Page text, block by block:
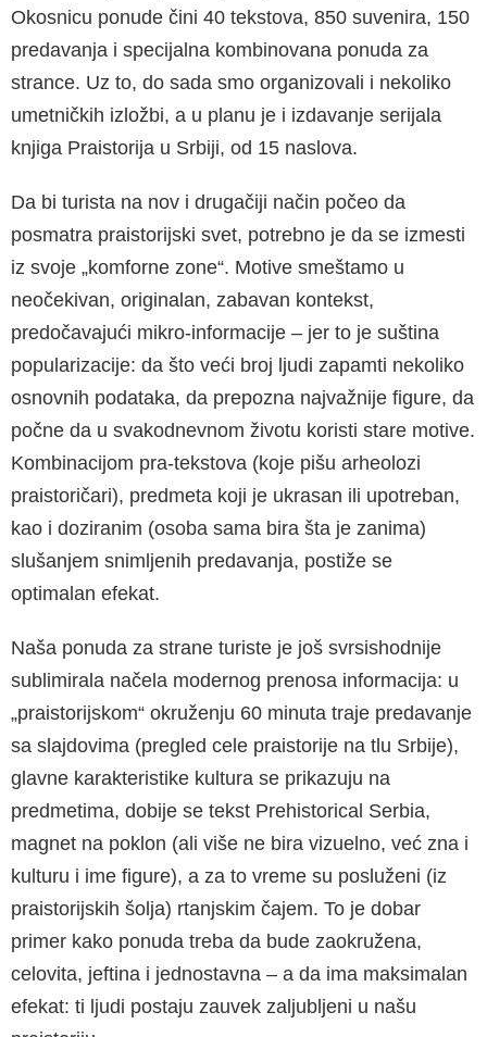
Okosnicu ponude čini 40 tekstova, 850 suvenira, 150
predavanja i specijalna kombinovana ponuda za
strance. Uz to, do sada smo organizovali i nekoliko
umetničkih izložbi, a u planu je i izdavanje serijala
knjiga Praistorija u Srbiji, od 15 naslova.
Da bi turista na nov i drugačiji način počeo da
posmatra praistorijski svet, potrebno je da se izmesti
iz svoje „komforne zone“. Motive smeštamo u
neočekivan, originalan, zabavan kontekst,
predočavajući mikro-informacije – jer to je suština
popularizacije: da što veći broj ljudi zapamti nekoliko
osnovnih podataka, da prepozna najvažnije figure, da
počne da u svakodnevnom životu koristi stare motive.
Kombinacijom pra-tekstova (koje pišu arheolozi
praistoričari), predmeta koji je ukrasan ili upotreban,
kao i doziranim (osoba sama bira šta je zanima)
slušanjem snimljenih predavanja, postiže se
optimalan efekat.
Naša ponuda za strane turiste je još svrsishodnije
sublimirala načela modernog prenosa informacija: u
„praistorijskom“ okruženju 60 minuta traje predavanje
sa slajdovima (pregled cele praistorije na tlu Srbije),
glavne karakteristike kultura se prikazuju na
predmetima, dobije se tekst Prehistorical Serbia,
magnet na poklon (ali više ne bira vizuelno, već zna i
kulturu i ime figure), a za to vreme su posluženi (iz
praistorijskih šolja) rtanjskim čajem. To je dobar
primer kako ponuda treba da bude zaokružena,
celovita, jeftina i jednostavna – a da ima maksimalan
efekat: ti ljudi postaju zauvek zaljubljeni u našu